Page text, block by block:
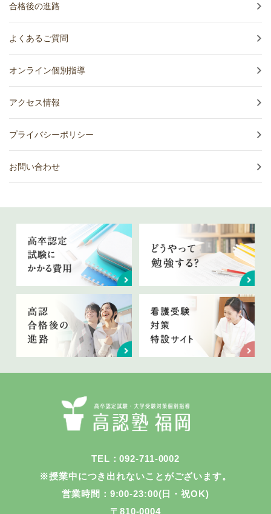
合格後の進路
よくあるご質問
オンライン個別指導
アクセス情報
プライバシーポリシー
お問い合わせ
TEL：092-711-0002
※授業中につき出れないことがございます。
営業時間：9:00-23:00(日・祝OK)
〒810-0004